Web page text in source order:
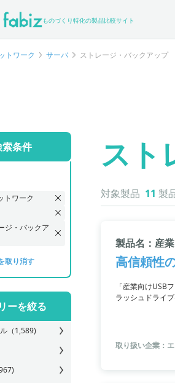
ものづくり特化の製品比較サイト
トワーク サーバ ストレージ・バックアップ
条件
トワーク
ジ・バックア
取り消す
ーを絞る
（1,589)
スト
対象製品 11 製
製品名：産
高信頼性
「産業向けUSB
ラッシュドライ
最大70/50MB/s
のデータ容量が
取り扱い企業：